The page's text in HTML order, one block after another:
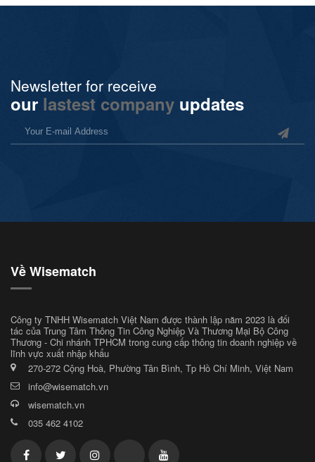
Newsletter for receive
our lastest company updates
Về Wisematch
Công ty TNHH Wisematch Việt Nam được thành lập năm 2023 là đối
tác của Trung Tâm Thông Tin Công Nghiệp Và Thương Mại Bộ Công
Thương - Chi nhánh TPHCM trong cung cấp thông tin doanh nghiệp về
lĩnh vực xuất nhập khẩu
270-272 Cộng Hoà, Phường Tân Bình, Tp Hồ Chí Minh, Việt Nam
info@wisematch.vn
wisematch.vn
035 462 4102